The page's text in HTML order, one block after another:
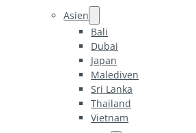
Asien
Bali
Dubai
Japan
Malediven
Sri Lanka
Thailand
Vietnam